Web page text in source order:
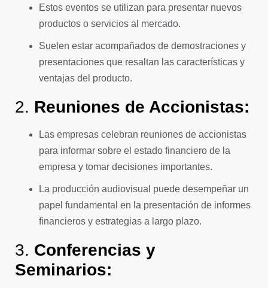
Estos eventos se utilizan para presentar nuevos
productos o servicios al mercado.
Suelen estar acompañados de demostraciones y
presentaciones que resaltan las características y
ventajas del producto.
2. Reuniones de Accionistas:
Las empresas celebran reuniones de accionistas
para informar sobre el estado financiero de la
empresa y tomar decisiones importantes.
La producción audiovisual puede desempeñar un
papel fundamental en la presentación de informes
financieros y estrategias a largo plazo.
3. Conferencias y
Seminarios: